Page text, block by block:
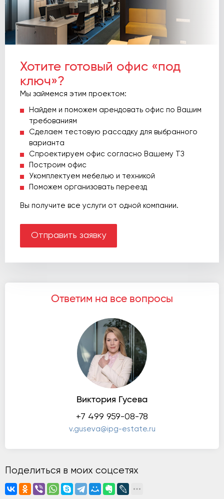
Хотите готовый офис «под
ключ»?
Мы займемся этим проектом:
Найдем и поможем арендовать офис по Вашим
требованиям
Сделаем тестовую рассадку для выбранного
варианта
Спроектируем офис согласно Вашему ТЗ
Построим офис
Укомплектуем мебелью и техникой
Поможем организовать переезд
Вы получите все услуги от одной компании.
Отправить заявку
Ответим на все вопросы
Виктория Гусева
+7 499 959-08-78
v.guseva@ipg-estate.ru
Поделиться в моих соцсетях